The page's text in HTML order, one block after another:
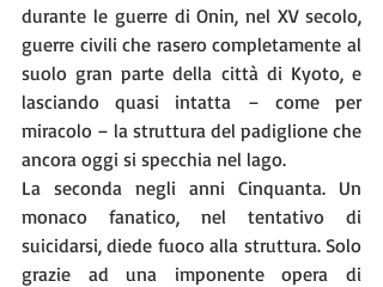
durante le guerre di Onin, nel XV secolo,
guerre civili che rasero completamente al
suolo gran parte della città di Kyoto, e
lasciando quasi intatta – come per
miracolo – la struttura del padiglione che
ancora oggi si specchia nel lago.
La seconda negli anni Cinquanta. Un
monaco fanatico, nel tentativo di
suicidarsi, diede fuoco alla struttura. Solo
grazie ad una imponente opera di